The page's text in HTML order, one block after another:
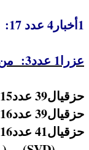
1أخبار4 عدد 17: وبنو عزرة يثر ومرد وعافر ويالون******وحبلت بمريم وشماي ويشبح ابي اشتموع. (
عزرا1 عدد3: من منكم من كل شعبه****ليكن الهه معه ويصعد الى اورشليم التي في يهوذا فيبني بيت الرب اله اسرائيل.هو الاله.الذي في اورشليم. (
حزقيال39 عدد15: فيعبر العابرون في الارض واذا راى احد عظم انسان يبني بجانبه صوّة حتى يقبره القابرون في وادي جمهور جوج ــــــــــــــ
حزقيال39 عدد16: وايضا اسم المدينة همونة ــــــــــــ فيطهّرون الارض (